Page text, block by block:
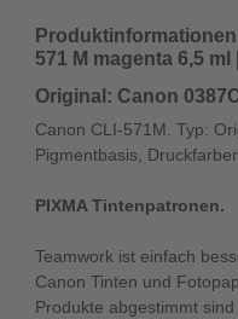
571 M magenta 6,5 ml
Original: Canon
Canon CLI-571M. Typ:
Pigmentbasis,
PIXMA Tintenpatronen.
Teamwork ist einfach
Canon Tinten und
Produkte abgestimmt